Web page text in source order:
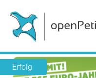
Erfolg